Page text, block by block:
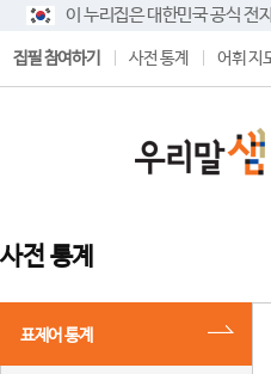
이 누리집은 대한민국 공식 전
집필 참여하기 사전 통계 어휘 지
사전 통계
표제어 통계